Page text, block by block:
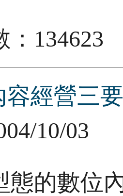
：
容經營三
10/03
態的數位